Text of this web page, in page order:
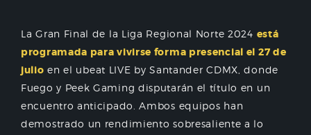
La Gran Final de la Liga Regional Norte 2024 está
programada para vivirse forma presencial el 27 de
julio en el ubeat LIVE by Santander CDMX, donde
Fuego y Peek Gaming disputarán el título en un
encuentro anticipado. Ambos equipos han
demostrado un rendimiento sobresaliente a lo